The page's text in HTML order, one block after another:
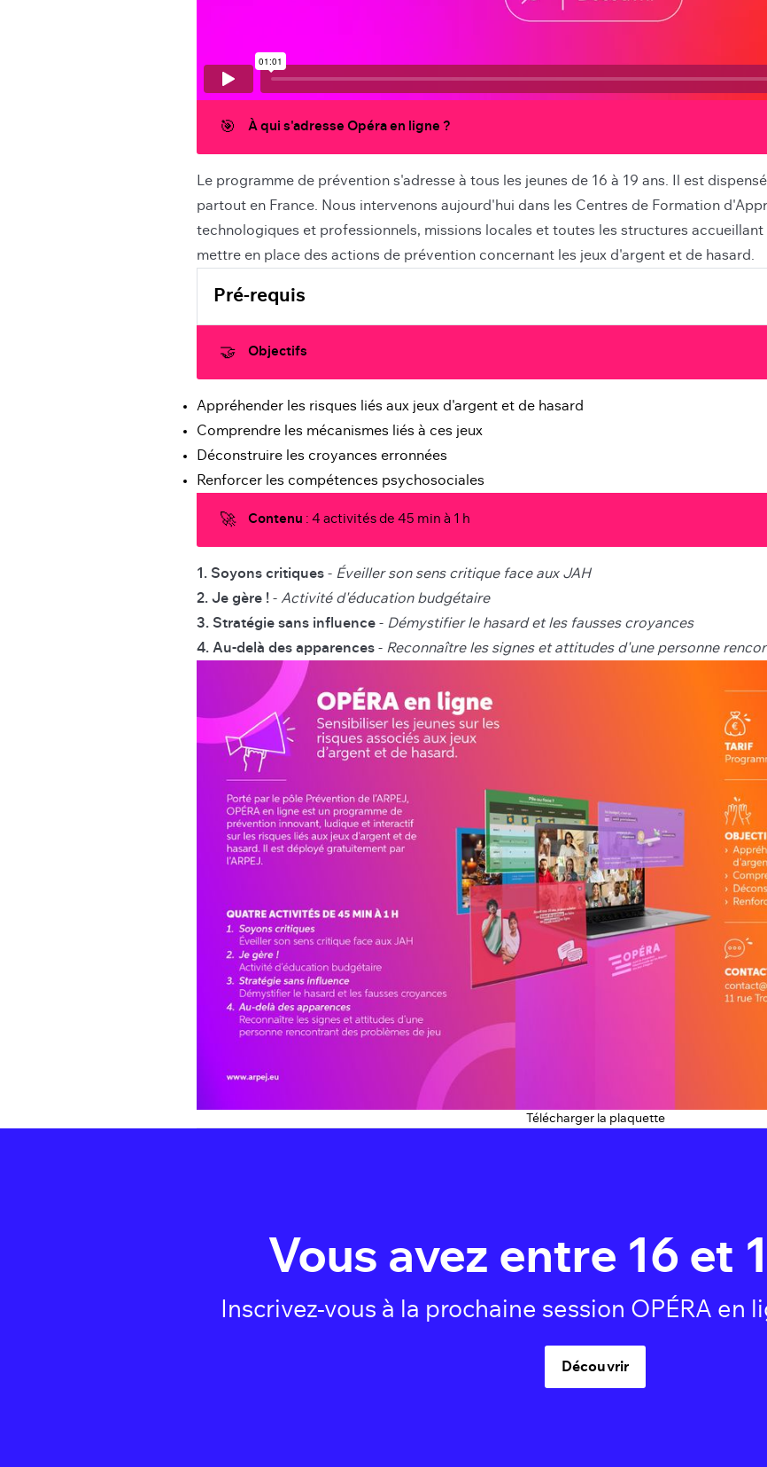
🎯 À qui s'adresse Opéra en ligne ?
Le programme de prévention s'adresse à tous les jeunes de 16 à 19 ans. Il est
partout en France. Nous intervenons aujourd'hui dans les Centres de Formation
technologiques et professionnels, missions locales et toutes les structures
mettre en place des actions de prévention concernant les jeux d'argent et de hasard.
Pré-requis
min
max
🤝 Objectifs
Appréhender les risques liés aux jeux d'argent et de hasard
Comprendre les mécanismes liés à ces jeux
Déconstruire les croyances erronnées
Renforcer les compétences psychosociales
🚀 Contenu : 4 activités de 45 min à 1 h
1. Soyons critiques - Éveiller son sens critique face aux JAH
2. Je gère ! - Activité d'éducation budgétaire
3. Stratégie sans influence - Démystifier le hasard et les fausses croyances
4. Au-delà des apparences - Reconnaître les signes et attitudes d'une personne
Télécharger la plaquette
Vous avez entre 16 et
Inscrivez-vous à la prochaine session OPÉRA en
Découvrir